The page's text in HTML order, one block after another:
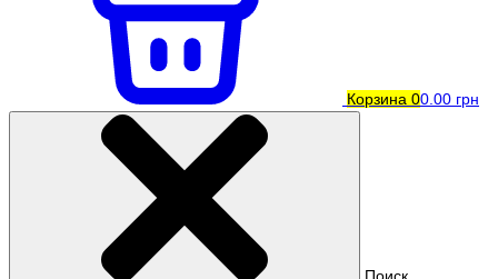
Корзина 00.00 грн